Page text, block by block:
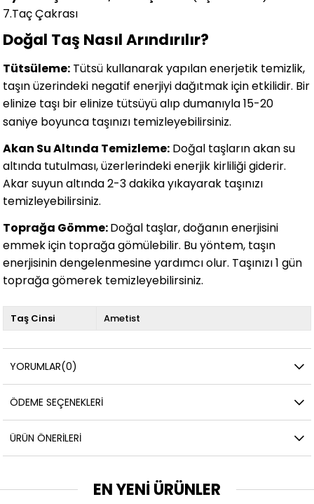
7.Taç Çakrası
Doğal Taş Nasıl Arındırılır?
Tütsüleme: Tütsü kullanarak yapılan enerjetik temizlik,
taşın üzerindeki negatif enerjiyi dağıtmak için etkilidir. Bir
elinize taşı bir elinize tütsüyü alıp dumanıyla 15-20
saniye boyunca taşınızı temizleyebilirsiniz.
Akan Su Altında Temizleme: Doğal taşların akan su
altında tutulması, üzerlerindeki enerjik kirliliği giderir.
Akar suyun altında 2-3 dakika yıkayarak taşınızı
temizleyebilirsiniz.
Toprağa Gömme:Doğal taşlar, doğanın enerjisini
emmek için toprağa gömülebilir. Bu yöntem, taşın
enerjisinin dengelenmesine yardımcı olur. Taşınızı 1 gün
toprağa gömerek temizleyebilirsiniz.
Taş Cinsi Ametist
YORUMLAR(0)
ÖDEME SEÇENEKLERI
ÜRÜN ÖNERILERI
EN YENİ ÜRÜNLER